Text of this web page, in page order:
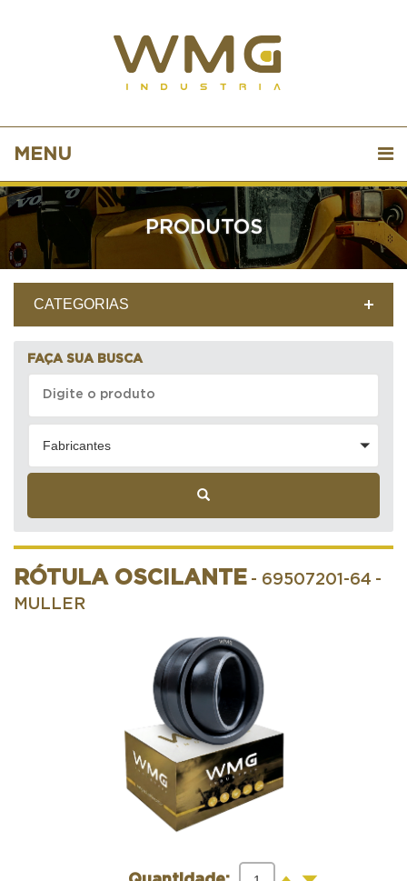
MENU
PRODUTOS
CATEGORIAS
FAÇA SUA BUSCA
Fabricantes
RÓTULA OSCILANTE - 69507201-64 -
MULLER
-